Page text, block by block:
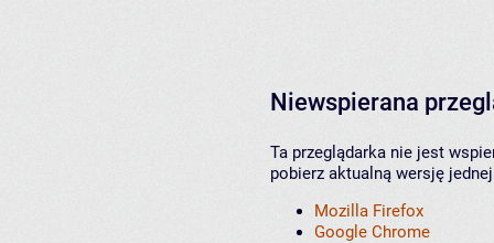
Niewspierana
Ta przeglądarka nie jest
pobierz aktualną wersję
Mozilla Firefox
Google Chrome